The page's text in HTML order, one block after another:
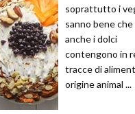
soprattutto i
sanno bene che
anche i dolci
contengono in
tracce di
origine animal ...